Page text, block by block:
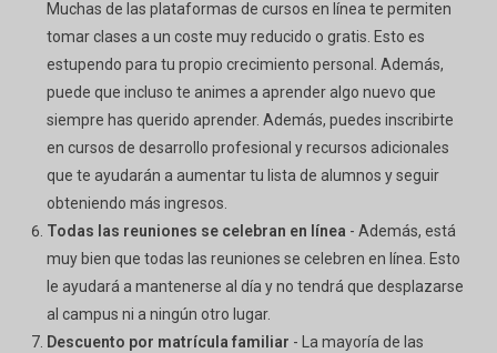
Muchas de las plataformas de cursos en línea te permiten
tomar clases a un coste muy reducido o gratis. Esto es
estupendo para tu propio crecimiento personal. Además,
puede que incluso te animes a aprender algo nuevo que
siempre has querido aprender. Además, puedes inscribirte
en cursos de desarrollo profesional y recursos adicionales
que te ayudarán a aumentar tu lista de alumnos y seguir
obteniendo más ingresos.
Todas las reuniones se celebran en línea - Además, está
muy bien que todas las reuniones se celebren en línea. Esto
le ayudará a mantenerse al día y no tendrá que desplazarse
al campus ni a ningún otro lugar.
Descuento por matrícula familiar - La mayoría de las